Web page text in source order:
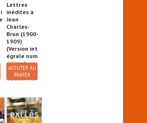
Lettres
inédites à
Jean
Charles-
Brun (1900-
1909)
(Version int
égrale num
érique)
€ 25,00 TTC
AJOUTER AU
PANIER